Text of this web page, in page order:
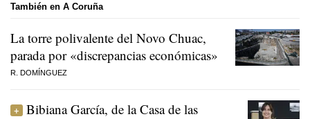
También en A Coruña
La torre polivalente del Novo Chuac,
parada por «discrepancias económicas»
R. DOMÍNGUEZ
Bibiana García, de la Casa de las